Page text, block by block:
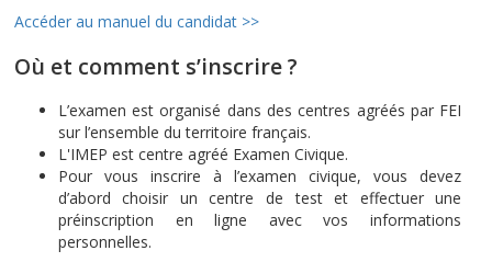
Accéder au manuel du candidat >>
Où et comment s’inscrire ?
L’examen est organisé dans des centres agréés par FEI
sur l’ensemble du territoire français.
L'IMEP est centre agréé Examen Civique.
Pour vous inscrire à l’examen civique, vous devez
d’abord choisir un centre de test et effectuer une
préinscription en ligne avec vos informations
personnelles.